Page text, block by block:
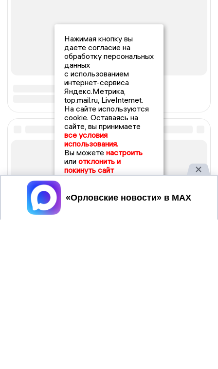
Нажимая кнопку вы
даете согласие на
обработку персональных
данных
с использованием
интернет-сервиса
Яндекс.Метрика,
top.mail.ru, LiveInternet.
На сайте используются
cookie. Оставаясь на
сайте, вы принимаете
все условия
использования.
Вы можете настроить
или отклонить и
покинуть сайт
Принять